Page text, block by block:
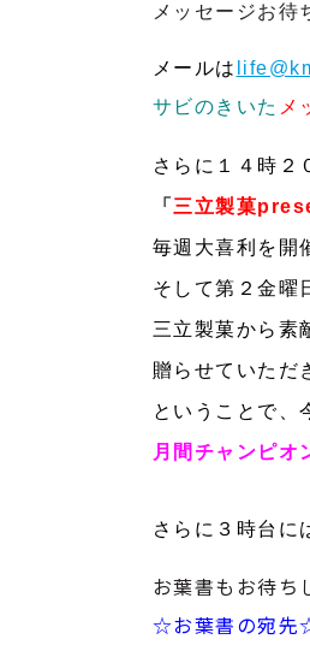
メッセージお待
メールは
サビのきいた メ
さらに１４時２
「 三立製菓
毎週大喜利を開
そして第２金曜
三立製菓から素
贈らせていただ
ということで、
月間チャンピオ
さらに３時台に
お葉書もお待ち
☆お葉書の宛